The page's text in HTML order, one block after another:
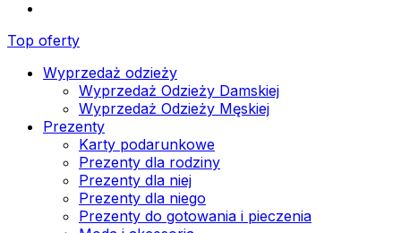
Top oferty
Wyprzedaż odzieży
Wyprzedaż Odzieży Damskiej
Wyprzedaż Odzieży Męskiej
Prezenty
Karty podarunkowe
Prezenty dla rodziny
Prezenty dla niej
Prezenty dla niego
Prezenty do gotowania i pieczenia